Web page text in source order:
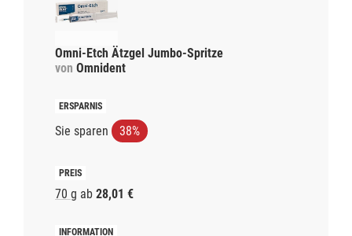
Omni-Etch Ätzgel Jumbo-Spritze
von Omnident
Sie sparen 38%
70 g ab 28,01 €